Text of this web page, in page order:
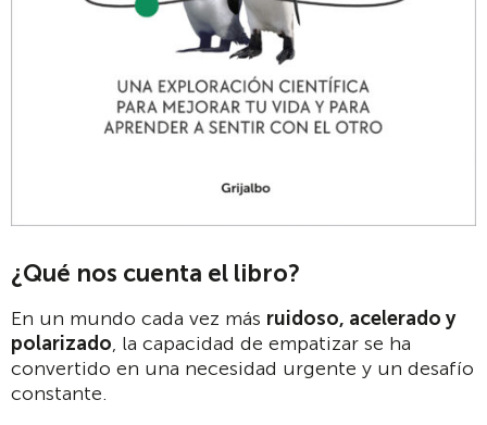
¿Qué nos cuenta el libro?
En un mundo cada vez más ruidoso, acelerado y
polarizado, la capacidad de empatizar se ha
convertido en una necesidad urgente y un desafío
constante.